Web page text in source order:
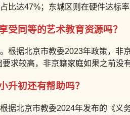
比达47%；东城区则在硬件达标
受同等的艺术教育资源吗？
根据北京市教委2023年政策，非
求较高，非京籍家庭如果之前没
升初还有帮助吗？
据北京市教委2024年发布的《义